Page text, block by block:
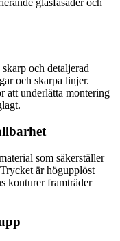
glasfasader och
och detaljerad
och skarpa linjer.
att underlätta montering
som säkerställer
är högupplöst
konturer framträder